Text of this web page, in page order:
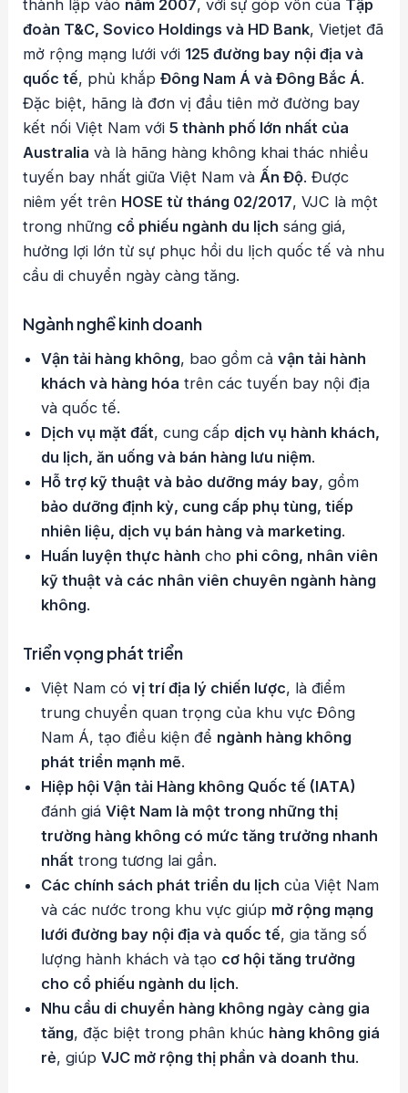
thành lập vào năm 2007, với sự góp vốn của Tập
đoàn T&C, Sovico Holdings và HD Bank, Vietjet đã
mở rộng mạng lưới với 125 đường bay nội địa và
quốc tế, phủ khắpĐông Nam Á và Đông Bắc Á.
Đặc biệt, hãng là đơn vị đầu tiên mở đường bay
kết nối Việt Nam với5 thành phố lớn nhất của
Australia và là hãng hàng không khai thác nhiều
tuyến bay nhất giữa Việt Nam vàẤn Độ. Được
niêm yết trên HOSE từ tháng 02/2017, VJC là một
trong những cổ phiếu ngành du lịch sáng giá,
hưởng lợi lớn từ sự phục hồi du lịch quốc tế và nhu
cầu di chuyển ngày càng tăng.
Ngành nghề kinh doanh
Vận tải hàng không, bao gồm cảvận tải hành
khách và hàng hóa trên các tuyến bay nội địa
và quốc tế.
Dịch vụ mặt đất, cung cấp dịch vụ hành khách,
du lịch, ăn uống và bán hàng lưu niệm.
Hỗ trợ kỹ thuật và bảo dưỡng máy bay, gồm
bảo dưỡng định kỳ, cung cấp phụ tùng, tiếp
nhiên liệu, dịch vụ bán hàng và marketing.
Huấn luyện thực hành cho phi công, nhân viên
kỹ thuật và các nhân viên chuyên ngành hàng
không.
Triển vọng phát triển
Việt Nam cóvị trí địa lý chiến lược, là điểm
trung chuyển quan trọng của khu vực Đông
Nam Á, tạo điều kiện để ngành hàng không
phát triển mạnh mẽ.
Hiệp hội Vận tải Hàng không Quốc tế (IATA)
đánh giáViệt Nam là một trong những thị
trường hàng không có mức tăng trưởng nhanh
nhất trong tương lai gần.
Các chính sách phát triển du lịch của Việt Nam
và các nước trong khu vực giúp mở rộng mạng
lưới đường bay nội địa và quốc tế, gia tăng số
lượng hành khách và tạo cơ hội tăng trưởng
cho cổ phiếu ngành du lịch.
Nhu cầu di chuyển hàng không ngày càng gia
tăng, đặc biệt trong phân khúc hàng không giá
rẻ, giúpVJC mở rộng thị phần và doanh thu.